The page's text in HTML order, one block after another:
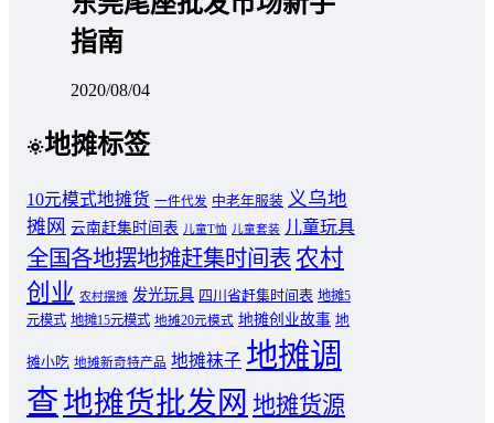
指南
2020/08/04
地摊标签
10元模式地摊货 一件代发 中老年服装 义乌地
摊网 云南赶集时间表 儿童T恤 儿童套装 儿童玩具
全国各地摆地摊赶集时间表 农村
创业 农村摆摊 发光玩具 四川省赶集时间表 地摊5
元模式 地摊15元模式 地摊20元模式 地摊创业故事 地
摊小吃 地摊新奇特产品 地摊袜子 地摊调
查地摊货批发网 地摊货源